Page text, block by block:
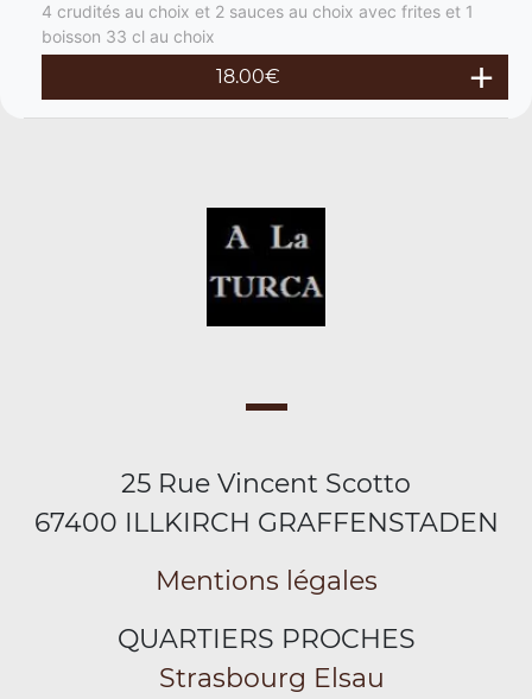
4 crudités au choix et 2 sauces au choix avec frites et 1
boisson 33 cl au choix
18.00€
25 Rue Vincent Scotto
67400 ILLKIRCH GRAFFENSTADEN
Mentions légales
QUARTIERS PROCHES
Strasbourg Elsau